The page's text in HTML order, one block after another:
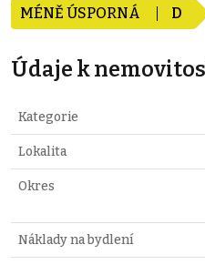
MÉNĚ ÚSPORNÁ D
Údaje k
Kategorie
Lokalita
Okres
Náklady na bydlení